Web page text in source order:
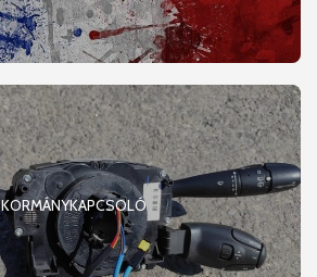
KORMÁNYKAPCSOLÓ